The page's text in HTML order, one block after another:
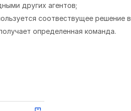
других агентов;
соотвествущее решение
определенная команда.